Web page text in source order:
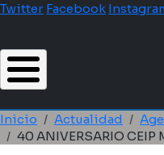
Twitter Facebook
Ruta de
Inicio Actualidad
40 ANIVERSARIO CEIP